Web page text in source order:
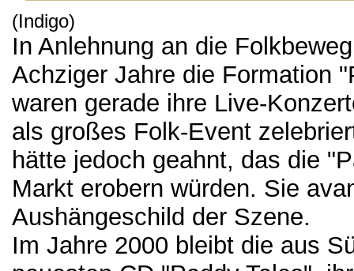
(Indigo)
In Anlehnung an die
Achziger Jahre die Formation
waren gerade ihre Live-
als großes Folk-Event
hätte jedoch geahnt, das die
Markt erobern würden. Sie
Aushängeschild der Szene.
Im Jahre 2000 bleibt die aus